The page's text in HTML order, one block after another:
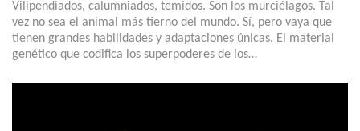
Vilipendiados, calumniados, temidos. Son los murciélagos. Tal
vez no sea el animal más tierno del mundo. Sí, pero vaya que
tienen grandes habilidades y adaptaciones únicas. El material
genético que codifica los superpoderes de los…